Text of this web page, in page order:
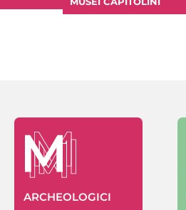
ARCHEOLOGICI